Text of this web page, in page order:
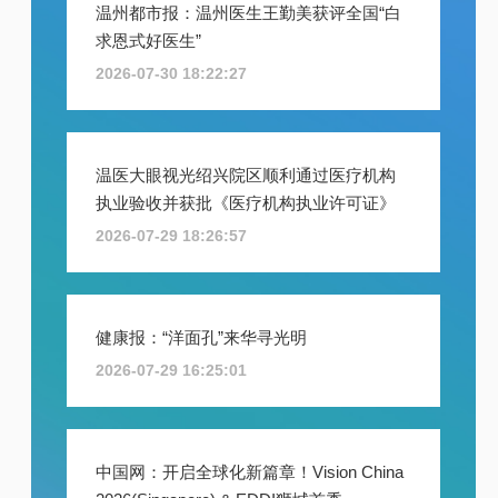
温州都市报：温州医生王勤美获评全国“白
求恩式好医生”
2026-07-30 18:22:27
温医大眼视光绍兴院区顺利通过医疗机构
执业验收并获批《医疗机构执业许可证》
2026-07-29 18:26:57
健康报：“洋面孔”来华寻光明
2026-07-29 16:25:01
中国网：开启全球化新篇章！Vision China